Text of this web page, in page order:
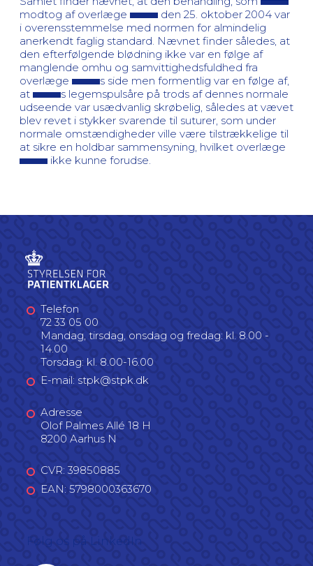
modtog af overlæge
den 25. oktober 2004 var
i overensstemmelse med normen for almindelig
anerkendt faglig standard. Nævnet finder således, at
den efterfølgende blødning ikke var en følge af
manglende omhu og samvittighedsfuldhed fra
overlæge
s side men formentlig var en følge af,
at
s legemspulsåre på trods af dennes normale
udseende var usædvanlig skrøbelig, således at vævet
blev revet i stykker svarende til suturer, som under
normale omstændigheder ville være tilstrækkelige til
at sikre en holdbar sammensyning, hvilket overlæge
ikke kunne forudse.
Telefon
72 33 05 00
Mandag, tirsdag, onsdag og fredag: kl. 8.00 -
14.00
Torsdag: kl. 8.00-16.00
E-mail: stpk@stpk.dk
Adresse
Olof Palmes Allé 18 H
8200 Aarhus N
CVR: 39850885
EAN: 5798000363670